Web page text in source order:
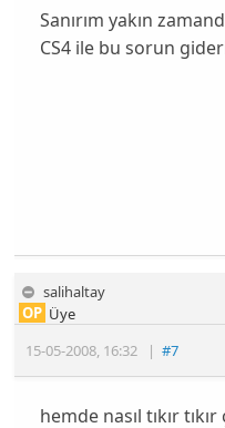
Sanırım yakın
CS4 ile bu sorun
salihaltay
15-05-2008, 16:32 |#7
OP Üye
hemde nasıl tıkır tıkır